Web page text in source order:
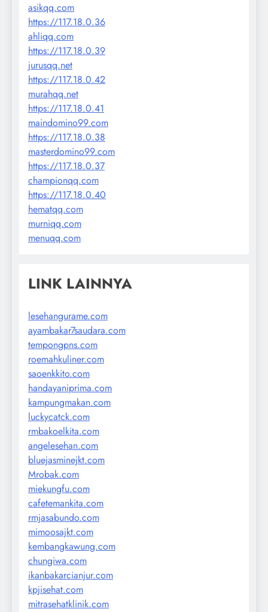
asikqq.com
https://117.18.0.36
ahliqq.com
https://117.18.0.39
jurusqq.net
https://117.18.0.42
murahqq.net
https://117.18.0.41
maindomino99.com
https://117.18.0.38
masterdomino99.com
https://117.18.0.37
championqq.com
https://117.18.0.40
hematqq.com
murniqq.com
menuqq.com
LINK LAINNYA
lesehangurame.com
ayambakar7saudara.com
tempongpns.com
roemahkuliner.com
saoenkkito.com
handayaniprima.com
kampungmakan.com
luckycatck.com
rmbakoelkita.com
angelesehan.com
bluejasminejkt.com
Mrobak.com
miekungfu.com
cafetemankita.com
rmjasabundo.com
mimoosajkt.com
kembangkawung.com
chungiwa.com
ikanbakarcianjur.com
kpjisehat.com
mitrasehatklinik.com